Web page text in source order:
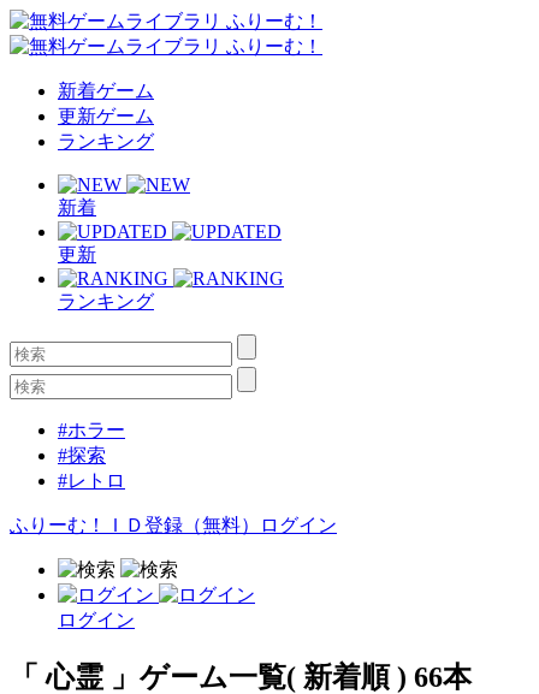
新着ゲーム
更新ゲーム
ランキング
新着
更新
ランキング
#ホラー
#探索
#レトロ
ふりーむ！ＩＤ登録（無料） ログイン
ログイン
「 心霊 」ゲーム一覧( 新着順 ) 66本